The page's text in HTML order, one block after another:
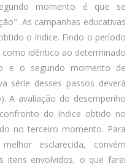
momento é que se
As campanhas educativas
o índice. Findo o período
idêntico ao determinado
e o segundo momento de
série desses passos deverá
A avaliação do desempenho
do índice obtido no
no terceiro momento. Para
esclarecida, convém
itens envolvidos, o que farei